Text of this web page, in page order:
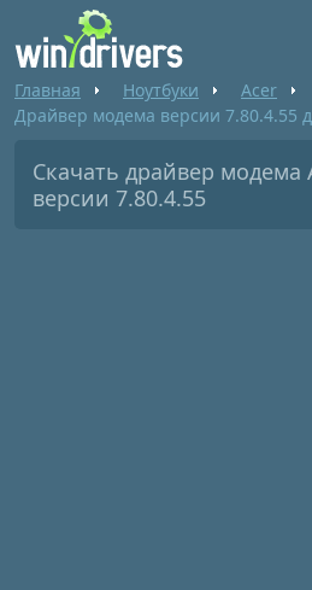
Главная Ноутбуки Acer
Драйвер модема версии 7.80.4.55
Скачать драйвер модема
версии 7.80.4.55